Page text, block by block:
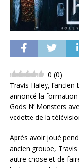
0 (0)
Travis Haley,
annoncé la
Gods N’ Monsters
vedette de la
Après avoir joué
ancien groupe,
autre chose et de